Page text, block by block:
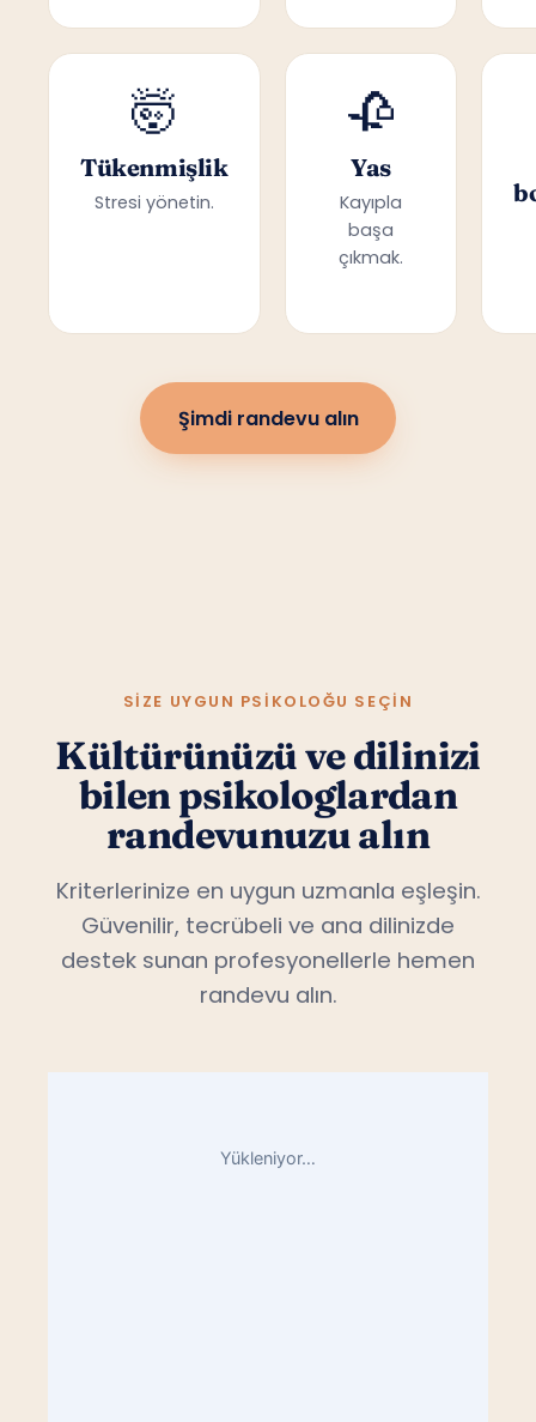
🤯
Tükenmişlik
Stresi yönetin.
🥀
Yas
Kayıpla
başa
çıkmak.
Şimdi randevu alın
SIZE UYGUN PSIKOLOĞU SEÇIN
Kültürünüzü ve dilinizi
bilen psikologlardan
randevunuzu alın
Kriterlerinize en uygun uzmanla eşleşin.
Güvenilir, tecrübeli ve ana dilinizde
destek sunan profesyonellerle hemen
randevu alın.